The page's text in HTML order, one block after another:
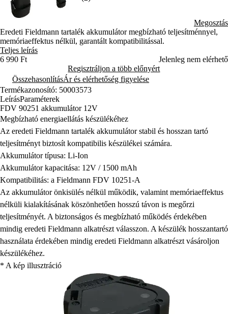
Megosztás
Eredeti Fieldmann tartalék akkumulátor megbízható teljesítménnyel,
memóriaeffektus nélkül, garantált kompatibilitással.
Teljes leírás
6 990 Ft
Jelenleg nem elérhető
Regisztráljon a több előnyért
ÖsszehasonlításÁr és elérhetőség figyelése
Termékazonosító: 50003573
LeírásParaméterek
FDV 90251 akkumulátor 12V
Megbízható energiaellátás készülékéhez
Az eredeti Fieldmann tartalék akkumulátor stabil és hosszan tartó
teljesítményt biztosít kompatibilis készülékei számára.
Akkumulátor típusa: Li-Ion
Akkumulátor kapacitása: 12V / 1500 mAh
Kompatibilitás: a Fieldmann FDV 10251-A
Az akkumulátor önkisülés nélkül működik, valamint memóriaeffektus
nélküli kialakításának köszönhetően hosszú távon is megőrzi
teljesítményét. A biztonságos és megbízható működés érdekében
mindig eredeti Fieldmann alkatrészt válasszon. A készülék hosszantartó
használata érdekében mindig eredeti Fieldmann alkatrészt vásároljon
készülékéhez.
* A kép illusztráció